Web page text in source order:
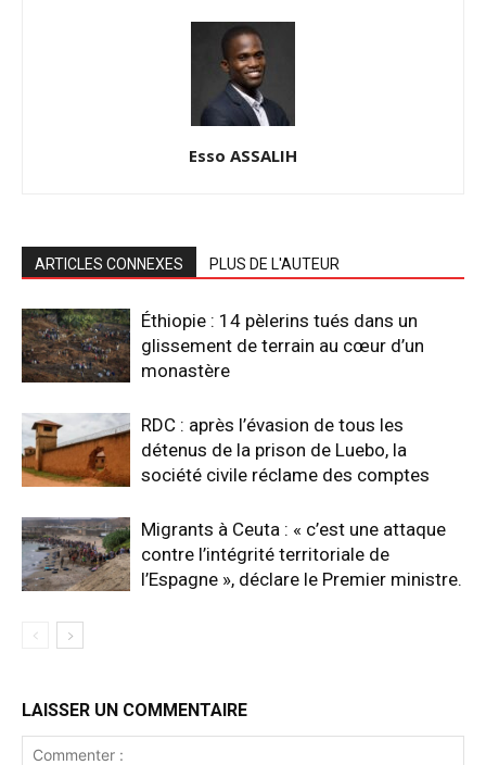
Esso ASSALIH
ARTICLES CONNEXES PLUS DE L'AUTEUR
Éthiopie : 14 pèlerins tués dans un
glissement de terrain au cœur d’un
monastère
RDC : après l’évasion de tous les
détenus de la prison de Luebo, la
société civile réclame des comptes
Migrants à Ceuta : « c’est une attaque
contre l’intégrité territoriale de
l’Espagne », déclare le Premier ministre.
LAISSER UN COMMENTAIRE